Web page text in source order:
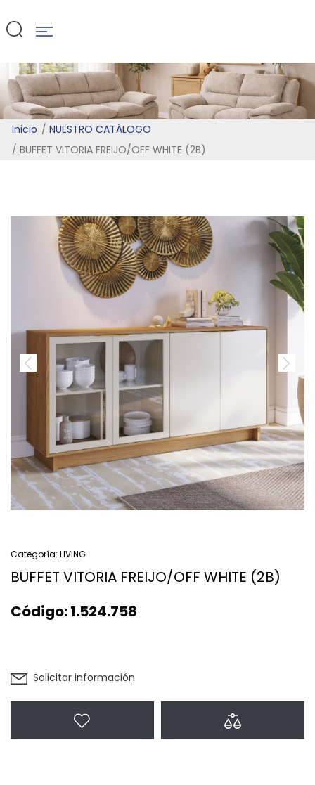
WHITE (2B)
Inicio
NUESTRO CATÁLOGO
BUFFET VITORIA FREIJO/OFF WHITE (2B)
Categoría: LIVING
BUFFET VITORIA FREIJO/OFF WHITE (2B)
Código:1.524.758
Solicitar información